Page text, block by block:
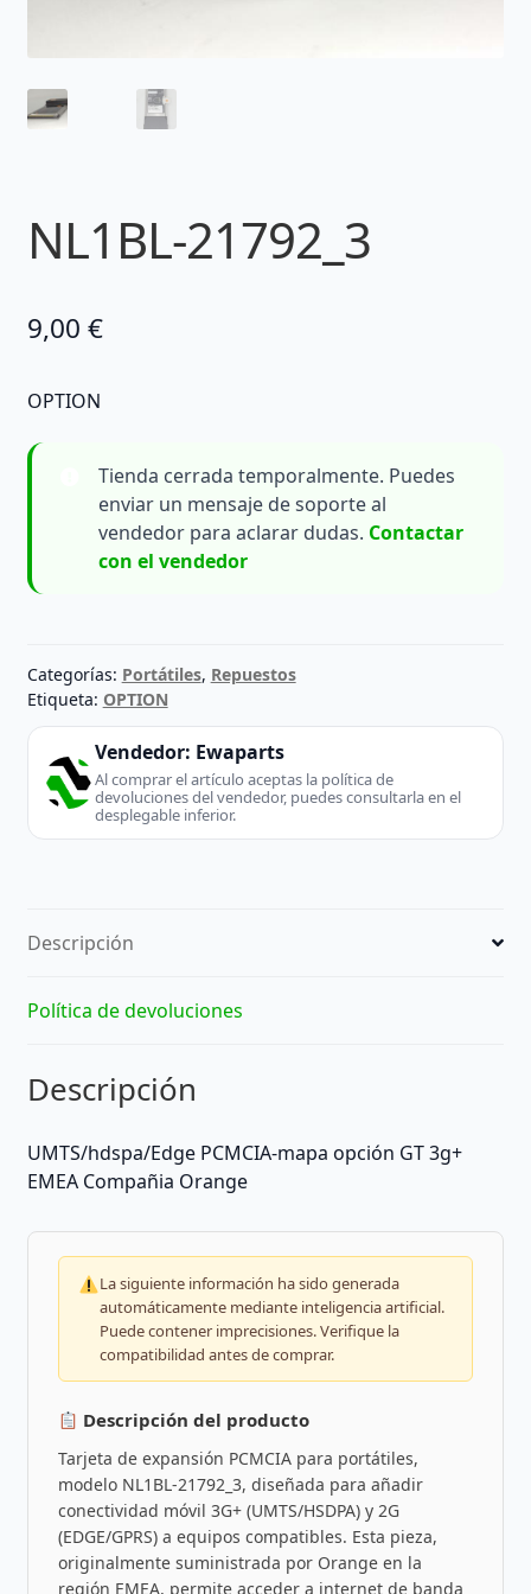
NL1BL-21792_3
9,00 €
OPTION
Tienda cerrada temporalmente. Puedes
enviar un mensaje de soporte al
vendedor para aclarar dudas. Contactar
con el vendedor
Categorías: Portátiles, Repuestos
Etiqueta: OPTION
Vendedor: Ewaparts
Al comprar el artículo aceptas la política de
devoluciones del vendedor, puedes consultarla en el
desplegable inferior.
Descripción
Política de devoluciones
Descripción
UMTS/hdspa/Edge PCMCIA-mapa opción GT 3g+
EMEA Compañia Orange
La siguiente información ha sido generada
automáticamente mediante inteligencia artificial.
Puede contener imprecisiones. Verifique la
compatibilidad antes de comprar.
Descripción del producto
Tarjeta de expansión PCMCIA para portátiles,
modelo NL1BL-21792_3, diseñada para añadir
conectividad móvil 3G+ (UMTS/HSDPA) y 2G
(EDGE/GPRS) a equipos compatibles. Esta pieza,
originalmente suministrada por Orange en la
región EMEA, permite acceder a internet de banda